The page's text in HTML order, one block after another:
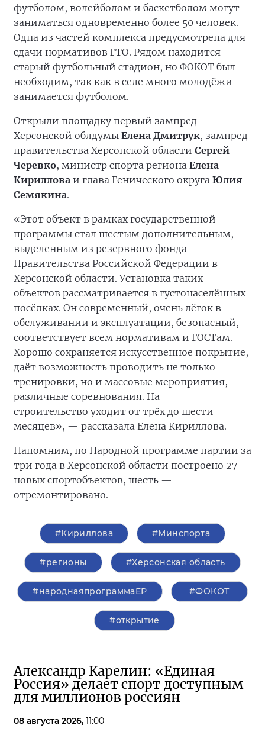
футболом, волейболом и баскетболом могут
заниматься одновременно более 50 человек.
Одна из частей комплекса предусмотрена для
сдачи нормативов ГТО. Рядом находится
старый футбольный стадион, но ФОКОТ был
необходим, так как в селе много молодёжи
занимается футболом.
Открыли площадку первый зампред
Херсонской облдумы Елена Дмитрук, зампред
правительства Херсонской области Сергей
Черевко, министр спорта региона Елена
Кириллова и глава Генического округа Юлия
Семякина.
«Этот объект в рамках государственной
программы стал шестым дополнительным,
выделенным из резервного фонда
Правительства Российской Федерации в
Херсонской области. Установка таких
объектов рассматривается в густонаселённых
посёлках. Он современный, очень лёгок в
обслуживании и эксплуатации, безопасный,
соответствует всем нормативам и ГОСТам.
Хорошо сохраняется искусственное покрытие,
даёт возможность проводить не только
тренировки, но и массовые мероприятия,
различные соревнования. На
строительство уходит от трёх до шести
месяцев», — рассказала Елена Кириллова.
Напомним, по Народной программе партии за
три года в Херсонской области построено 27
новых спортобъектов, шесть —
отремонтировано.
#Кириллова #Минспорта
#регионы #Херсонская область
#народнаяпрограммаЕР #ФОКОТ
#открытие
Александр Карелин: «Единая
Россия» делает спорт доступным
для миллионов россиян
08 августа 2026, 11:00